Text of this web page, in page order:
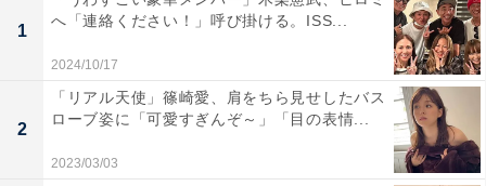
1
へ「連絡ください！」呼び掛ける。ISS...
2024/10/17
2
「リアル天使」篠崎愛、肩をちら見せしたバス
ローブ姿に「可愛すぎんぞ～」「目の表情...
2023/03/03